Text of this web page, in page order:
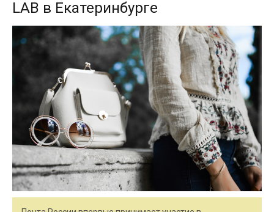
LAB в Екатеринбурге